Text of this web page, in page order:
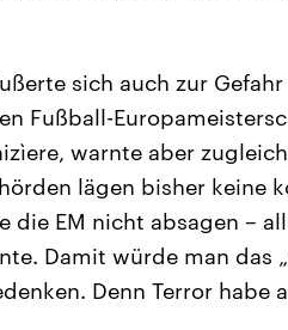
sich auch zur
Fußball-
warnte aber
lägen bisher keine
die EM nicht absagen –
Damit würde man das
Denn Terror